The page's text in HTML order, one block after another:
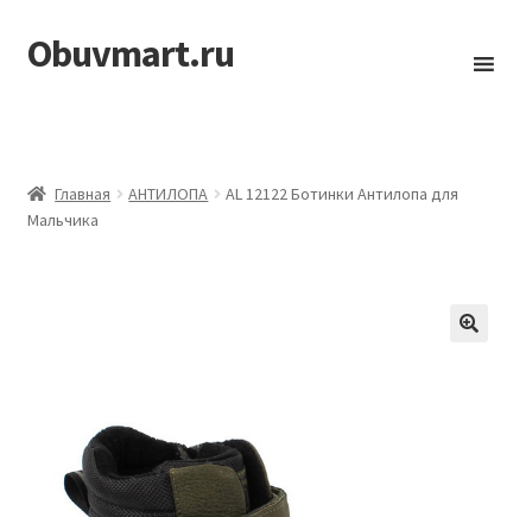
Перейти
к
Перейти
к
Obuvmart.ru
Главная АHТИЛОПА
AL 12122 Ботинки Антилопа для
Мальчика